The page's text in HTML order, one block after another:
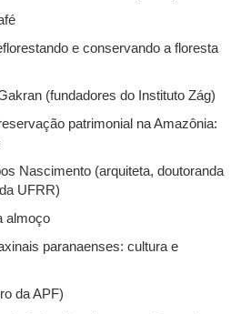
e conservando a floresta
(fundadores do Instituto Zág)
patrimonial na Amazônia:
Nascimento (arquiteta, doutoranda
UFRR)
almoço
paranaenses: cultura e
da APF)